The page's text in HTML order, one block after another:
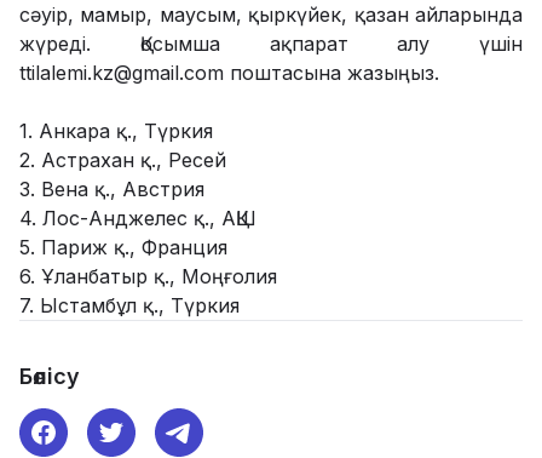
сәуір, мамыр, маусым, қыркүйек, қазан айларында
жүреді. Қосымша ақпарат алу үшін
ttilalemi.kz@gmail.com поштасына жазыңыз.
1. Анкара қ., Түркия
2. Астрахан қ., Ресей
3. Вена қ., Австрия
4. Лос-Анджелес қ., АҚШ
5. Париж қ., Франция
6. Ұланбатыр қ., Моңғолия
7. Ыстамбұл қ., Түркия
Бөлісу